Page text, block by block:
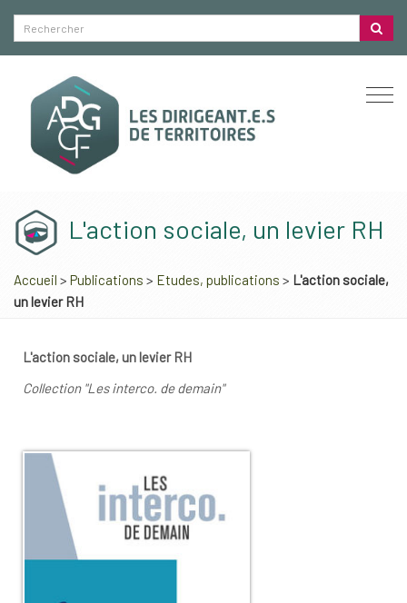
L'action sociale, un levier RH
Accueil > Publications > Etudes, publications > L'action sociale,
un levier RH
L'action sociale, un levier RH
Collection "Les interco. de demain"